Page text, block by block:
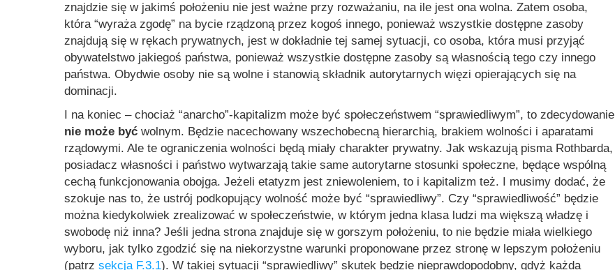
znajdzie się w jakimś położeniu nie jest ważne przy rozważaniu, na ile jest ona wolna. Zatem osoba,
która “wyraża zgodę” na bycie rządzoną przez kogoś innego, ponieważ wszystkie dostępne zasoby
znajdują się w rękach prywatnych, jest w dokładnie tej samej sytuacji, co osoba, która musi przyjąć
obywatelstwo jakiegoś państwa, ponieważ wszystkie dostępne zasoby są własnością tego czy innego
państwa. Obydwie osoby nie są wolne i stanowią składnik autorytarnych więzi opierających się na
dominacji.
I na koniec – chociaż “anarcho”-kapitalizm może być społeczeństwem “sprawiedliwym”, to zdecydowanie
nie może być wolnym. Będzie nacechowany wszechobecną hierarchią, brakiem wolności i aparatami
rządowymi. Ale te ograniczenia wolności będą miały charakter prywatny. Jak wskazują pisma Rothbarda,
posiadacz własności i państwo wytwarzają takie same autorytarne stosunki społeczne, będące wspólną
cechą funkcjonowania obojga. Jeżeli etatyzm jest zniewoleniem, to i kapitalizm też. I musimy dodać, że
szokuje nas to, że ustrój podkopujący wolność może być “sprawiedliwy”. Czy “sprawiedliwość” będzie
można kiedykolwiek zrealizować w społeczeństwie, w którym jedna klasa ludzi ma większą władzę i
swobodę niż inna? Jeśli jedna strona znajduje się w gorszym położeniu, to nie będzie miała wielkiego
wyboru, jak tylko zgodzić się na niekorzystne warunki proponowane przez stronę w lepszym położeniu
(patrz sekcja F.3.1). W takiej sytuacji “sprawiedliwy” skutek będzie nieprawdopodobny, gdyż każda